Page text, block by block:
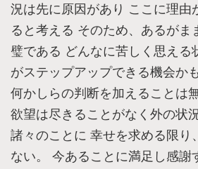
況は先に原因があり ここに理由
ると考える そのため、あるがま
璧である どんなに苦しく思える
がステップアップできる機会か
何かしらの判断を加えることは
欲望は尽きることがなく外の状
諸々のことに 幸せを求める限り
ない。 今あることに満足し感謝